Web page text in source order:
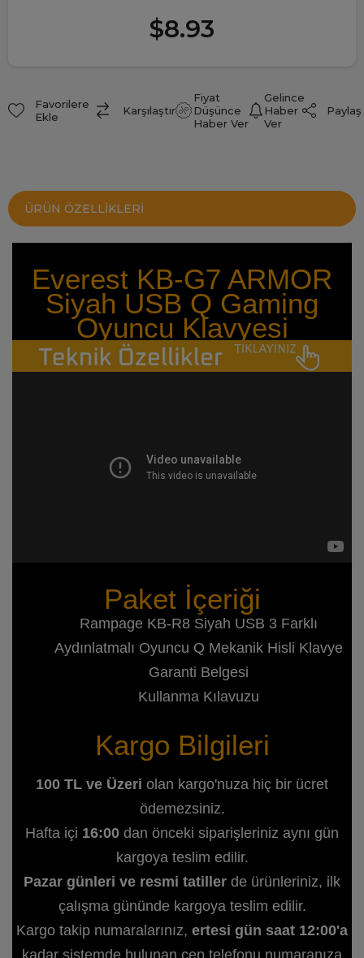
$8.93
Favorilere
Ekle
Karşılaştır
Fiyat
Düşünce
Haber Ver
Gelince
Haber
Ver
Paylaş
ÜRÜN ÖZELLIKLERI
Everest KB-G7 ARMOR
Siyah USB Q Gaming
Oyuncu Klavyesi
Paket İçeriği
Rampage KB-R8 Siyah USB 3 Farklı
Aydınlatmalı Oyuncu Q Mekanik Hisli Klavye
Garanti Belgesi
Kullanma Kılavuzu
Kargo Bilgileri
100 TL ve Üzeri olan kargo'nuza hiç bir ücret
ödemezsiniz.
Hafta içi 16:00 dan önceki siparişleriniz aynı gün
kargoya teslim edilir.
Pazar günleri ve resmi tatiller de ürünleriniz, ilk
çalışma gününde kargoya teslim edilir.
Kargo takip numaralarınız, ertesi gün saat 12:00'a
kadar sistemde bulunan cep telefonu numaranıza